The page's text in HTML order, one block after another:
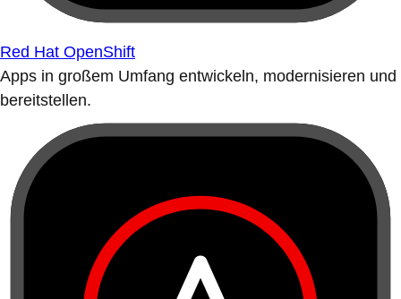
Red Hat OpenShift
Apps in großem Umfang entwickeln, modernisieren und
bereitstellen.